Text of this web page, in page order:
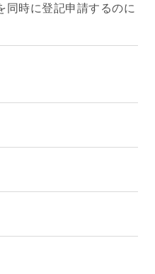
同時に登記申請するのに